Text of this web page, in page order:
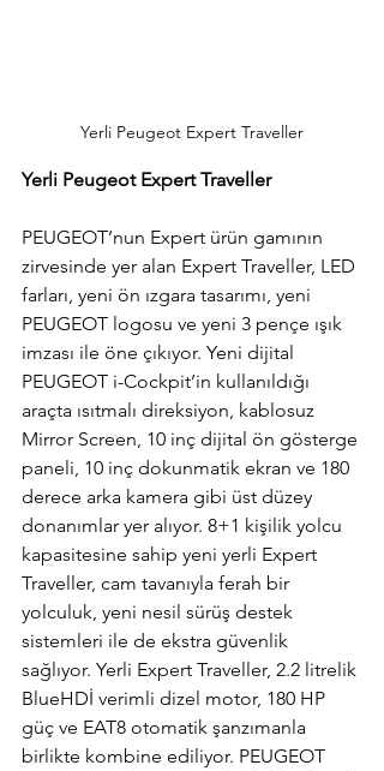
Yerli Peugeot Expert Traveller
Yerli Peugeot Expert Traveller
PEUGEOT’nun Expert ürün gamının
zirvesinde yer alan Expert Traveller, LED
farları, yeni ön ızgara tasarımı, yeni
PEUGEOT logosu ve yeni 3 pençe ışık
imzası ile öne çıkıyor. Yeni dijital
PEUGEOT i-Cockpit’in kullanıldığı
araçta ısıtmalı direksiyon, kablosuz
Mirror Screen, 10 inç dijital ön gösterge
paneli, 10 inç dokunmatik ekran ve 180
derece arka kamera gibi üst düzey
donanımlar yer alıyor. 8+1 kişilik yolcu
kapasitesine sahip yeni yerli Expert
Traveller, cam tavanıyla ferah bir
yolculuk, yeni nesil sürüş destek
sistemleri ile de ekstra güvenlik
sağlıyor. Yerli Expert Traveller, 2.2 litrelik
BlueHDİ verimli dizel motor, 180 HP
güç ve EAT8 otomatik şanzımanla
birlikte kombine ediliyor. PEUGEOT